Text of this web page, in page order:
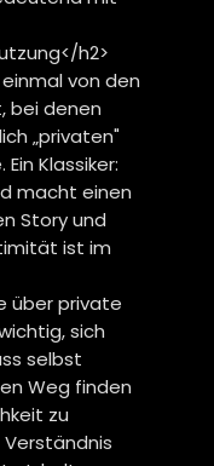
h2>
von den
bei denen
„privaten"
Klassiker:
macht einen
Story und
ist im
über private
sich
selbst
Weg finden
zu